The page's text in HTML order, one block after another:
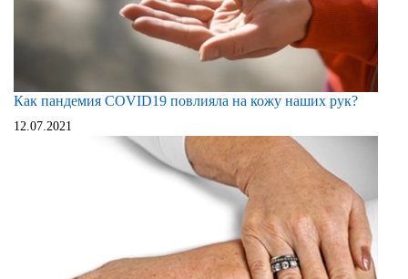
Как пандемия COVID19 повлияла на кожу наших рук?
12.07.2021